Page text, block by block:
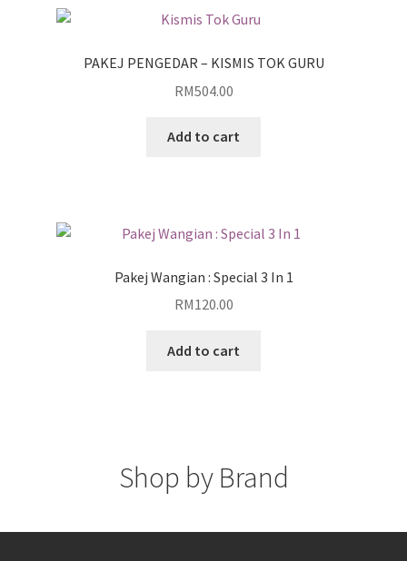
PAKEJ PENGEDAR – KISMIS TOK GURU
RM504.00
Add to cart
Pakej Wangian : Special 3 In 1
RM120.00
Add to cart
Shop by Brand